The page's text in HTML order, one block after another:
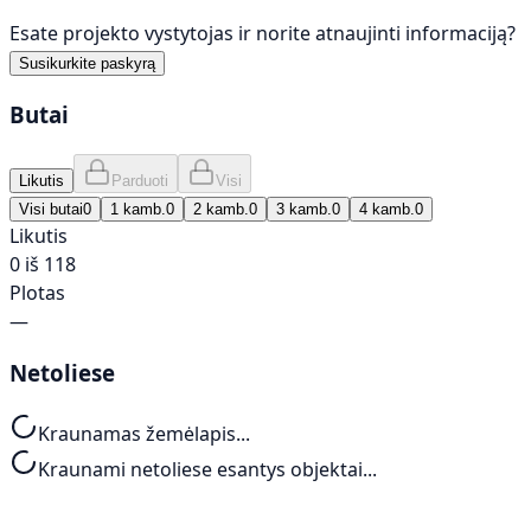
Esate projekto vystytojas ir norite atnaujinti informaciją?
Susikurkite paskyrą
Butai
Likutis Parduoti
Visi
Visi butai0 1 kamb. 0 2 kamb. 0 3 kamb. 0 4 kamb. 0
Likutis
0 iš 118
Plotas
—
Netoliese
Kraunamas žemėlapis...
Kraunami netoliese esantys objektai...